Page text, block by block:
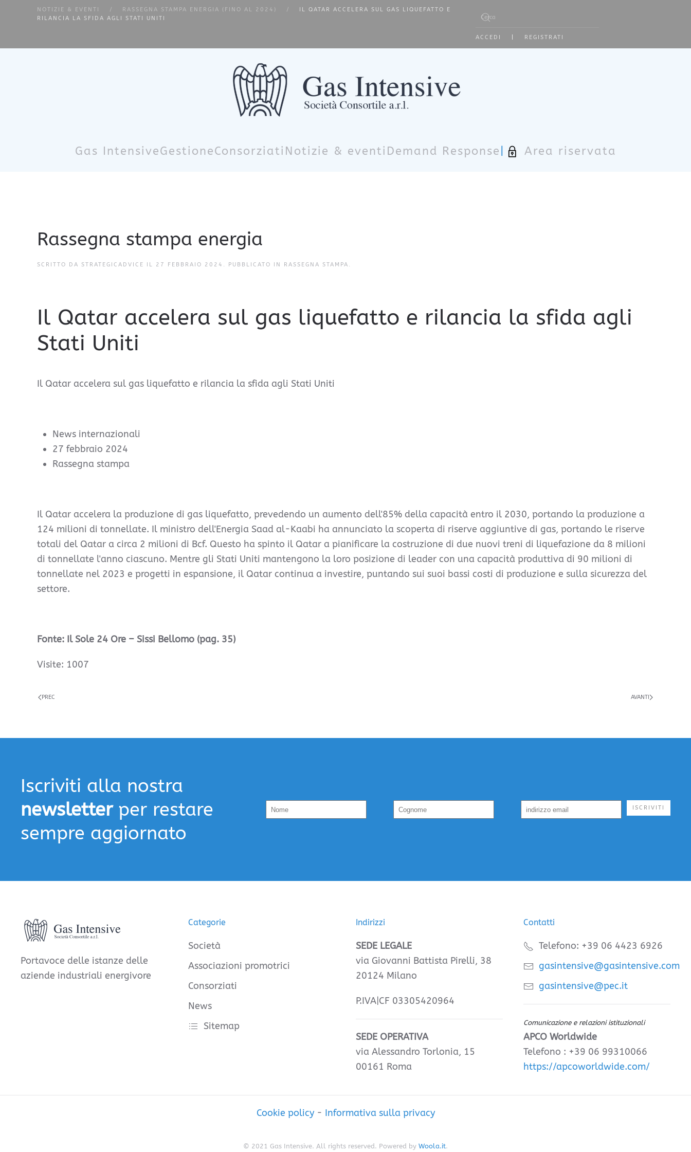
NOTIZIE & EVENTI RASSEGNA STAMPA ENERGIA (FINO AL 2024)
IL QATAR ACCELERA SUL GAS LIQUEFATTO E
RILANCIA LA SFIDA AGLI STATI UNITI
ACCEDI
REGISTRATI
Gas IntensiveGestioneConsorziati Notizie & eventi Demand Response Area riservata
Rassegna stampa energia
SCRITTO DA STRATEGICADVICE IL 27 FEBBRAIO 2024 . PUBBLICATO IN RASSEGNA STAMPA .
Il Qatar accelera sul gas liquefatto e rilancia la sfida agli
Stati Uniti
Il Qatar accelera sul gas liquefatto e rilancia la sfida agli Stati Uniti
News internazionali
27 febbraio 2024
Rassegna stampa
Il Qatar accelera la produzione di gas liquefatto, prevedendo un aumento dell'85% della capacità entro il 2030, portando la produzione a
124 milioni di tonnellate. Il ministro dell'Energia Saad al-Kaabi ha annunciato la scoperta di riserve aggiuntive di gas, portando le riserve
totali del Qatar a circa 2 milioni di Bcf. Questo ha spinto il Qatar a pianificare la costruzione di due nuovi treni di liquefazione da 8 milioni
di tonnellate l'anno ciascuno. Mentre gli Stati Uniti mantengono la loro posizione di leader con una capacità produttiva di 90 milioni di
tonnellate nel 2023 e progetti in espansione, il Qatar continua a investire, puntando sui suoi bassi costi di produzione e sulla sicurezza del
settore.
Fonte: Il Sole 24 Ore – Sissi Bellomo (pag. 35)
Visite: 1007
PREC AVANTI
Iscriviti alla nostra
newsletterper restare
sempre aggiornato
ISCRIVITI
Portavoce delle istanze delle
aziende industriali energivore
Categorie
Società
Associazioni promotrici
Consorziati
News
Sitemap
Indirizzi
SEDE LEGALE
via Giovanni Battista Pirelli, 38
20124 Milano
P.IVA|CF 03305420964
SEDE OPERATIVA
via Alessandro Torlonia, 15
00161 Roma
Contatti
Telefono: +39 06 4423 6926
gasintensive@gasintensive.com
gasintensive@pec.it
Comunicazione e relazioni istituzionali
APCO Worldwide
Telefono : +39 06 99310066
https://apcoworldwide.com/
Cookie policy- Informativa sulla privacy
© 2021 Gas Intensive. All rights reserved. Powered by Woola.it.